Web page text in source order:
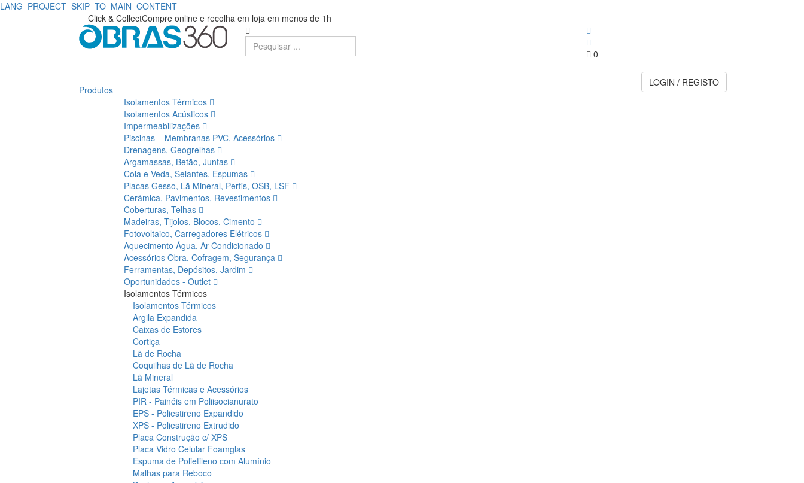
LANG_PROJECT_SKIP_TO_MAIN_CONTENT
Click & CollectCompre online e recolha em loja em menos de 1h
0
Produtos
Isolamentos Térmicos
Isolamentos Acústicos
Impermeabilizações
Piscinas – Membranas PVC, Acessórios
Drenagens, Geogrelhas
Argamassas, Betão, Juntas
Cola e Veda, Selantes, Espumas
Placas Gesso, Lã Mineral, Perfis, OSB, LSF
Cerâmica, Pavimentos, Revestimentos
Coberturas, Telhas
Madeiras, Tijolos, Blocos, Cimento
Fotovoltaico, Carregadores Elétricos
Aquecimento Água, Ar Condicionado
Acessórios Obra, Cofragem, Segurança
Ferramentas, Depósitos, Jardim
Oportunidades - Outlet
Isolamentos Térmicos
Isolamentos Térmicos
Argila Expandida
Caixas de Estores
Cortiça
Lã de Rocha
Coquilhas de Lã de Rocha
Lã Mineral
Lajetas Térmicas e Acessórios
PIR - Painéis em Poliisocianurato
EPS - Poliestireno Expandido
XPS - Poliestireno Extrudido
Placa Construção c/ XPS
Placa Vidro Celular Foamglas
Espuma de Polietileno com Alumínio
Malhas para Reboco
LOGIN / REGISTO